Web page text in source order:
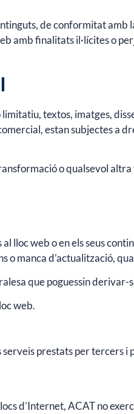
de conformitat
amb finalitats il·lícites o
textos, imatges,
estan subjectes a
o qualsevol
lloc web o en els seus
o manca d’actualització,
que poguessin derivar-
web.
prestats per tercers i
d’Internet, ACAT no